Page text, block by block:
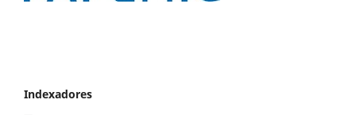
Indexadores